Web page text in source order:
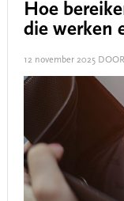
Hoe
die werken
12 november 2025DOOR